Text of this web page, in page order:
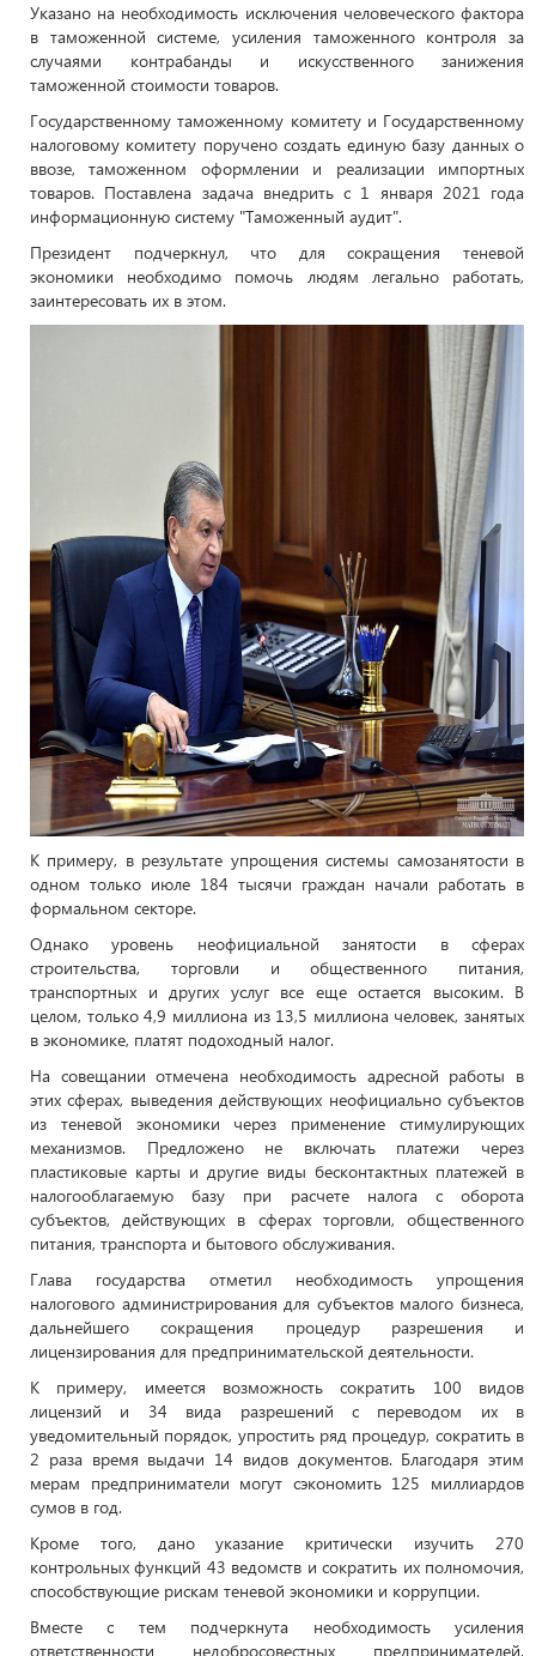
Указано на необходимость исключения человеческого фактора
в таможенной системе, усиления таможенного контроля за
случаями контрабанды и искусственного занижения
таможенной стоимости товаров.
Государственному таможенному комитету и Государственному
налоговому комитету поручено создать единую базу данных о
ввозе, таможенном оформлении и реализации импортных
товаров. Поставлена задача внедрить с 1 января 2021 года
информационную систему "Таможенный аудит".
Президент подчеркнул, что для сокращения теневой
экономики необходимо помочь людям легально работать,
заинтересовать их в этом.
К примеру, в результате упрощения системы самозанятости в
одном только июле 184 тысячи граждан начали работать в
формальном секторе.
Однако уровень неофициальной занятости в сферах
строительства, торговли и общественного питания,
транспортных и других услуг все еще остается высоким. В
целом, только 4,9 миллиона из 13,5 миллиона человек, занятых
в экономике, платят подоходный налог.
На совещании отмечена необходимость адресной работы в
этих сферах, выведения действующих неофициально субъектов
из теневой экономики через применение стимулирующих
механизмов. Предложено не включать платежи через
пластиковые карты и другие виды бесконтактных платежей в
налогооблагаемую базу при расчете налога с оборота
субъектов, действующих в сферах торговли, общественного
питания, транспорта и бытового обслуживания.
Глава государства отметил необходимость упрощения
налогового администрирования для субъектов малого бизнеса,
дальнейшего сокращения процедур разрешения и
лицензирования для предпринимательской деятельности.
К примеру, имеется возможность сократить 100 видов
лицензий и 34 вида разрешений с переводом их в
уведомительный порядок, упростить ряд процедур, сократить в
2 раза время выдачи 14 видов документов. Благодаря этим
мерам предприниматели могут сэкономить 125 миллиардов
сумов в год.
Кроме того, дано указание критически изучить 270
контрольных функций 43 ведомств и сократить их полномочия,
способствующие рискам теневой экономики и коррупции.
Вместе с тем подчеркнута необходимость усиления
ответственности недобросовестных предпринимателей,